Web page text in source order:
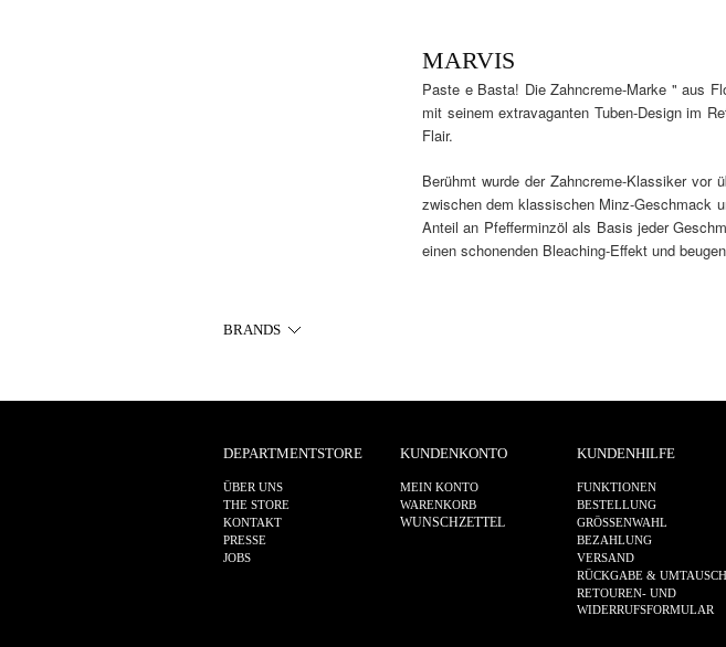
MARVIS
Paste e Basta! Die Zahncreme-Marke " aus
mit seinem extravaganten Tuben-Design im
Flair.
Berühmt wurde der Zahncreme-Klassiker vor
zwischen dem klassischen Minz-Geschmack
Anteil an Pfefferminzöl als Basis jeder
einen schonenden Bleaching-Effekt und
BRANDS
DEPARTMENTSTORE
ÜBER UNS
THE STORE
KONTAKT
PRESSE
JOBS
KUNDENKONTO
MEIN KONTO
WARENKORB
WUNSCHZETTEL
KUNDENHILFE
FUNKTIONEN
BESTELLUNG
GRÖSSENWAHL
BEZAHLUNG
VERSAND
RÜCKGABE & UMTAUSCH
RETOUREN- UND
WIDERRUFSFORMULAR